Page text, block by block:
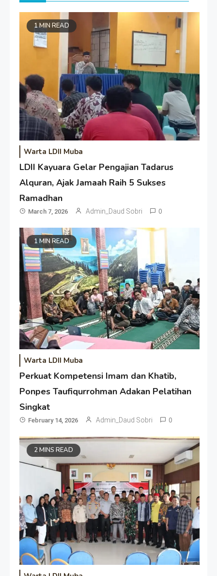
1 MIN READ
Warta LDII Muba
LDII Kayuara Gelar Pengajian Tadarus
Alquran, Ajak Jamaah Raih 5 Sukses
Ramadhan
March 7, 2026 Admin_Daud Sobri 0
1 MIN READ
Warta LDII Muba
Perkuat Kompetensi Imam dan Khatib,
Ponpes Taufiqurrohman Adakan Pelatihan
Singkat
February 14, 2026 Admin_Daud Sobri 0
2 MINS READ